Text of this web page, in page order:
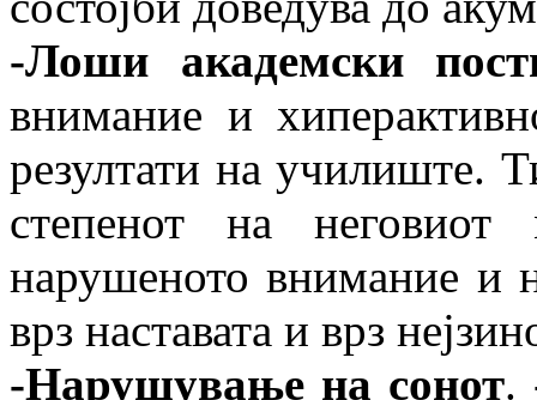
-Лоши академски
внимание и
резултати на училиште.
степенот на неговиот
нарушеното внимание и
врз наставата и врз
-Нарушување на сонот.